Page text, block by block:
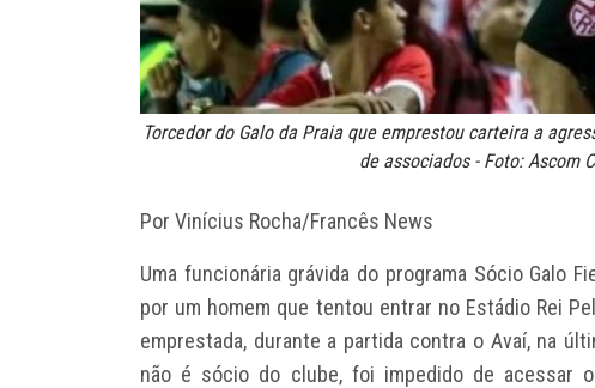
Torcedor do Galo da Praia que emprestou carteira a
de associados - Foto: Ascom
Por Vinícius Rocha/Francês News
Uma funcionária grávida do programa Sócio Galo
por um homem que tentou entrar no Estádio Rei
emprestada, durante a partida contra o Avaí, na
não é sócio do clube, foi impedido de acessar